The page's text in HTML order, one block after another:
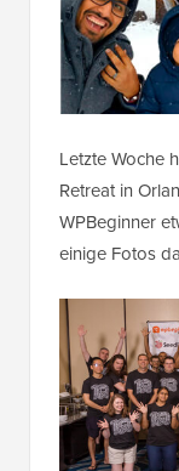
Letzte Woche
Retreat in
WPBeginner
einige Fotos